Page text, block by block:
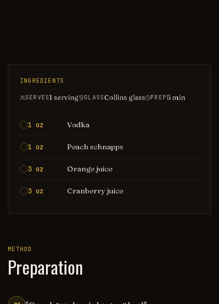
INGREDIENTS
SERVES1 serving GLASSCollins glass PREP5 min
1 oz Vodka
1 oz Peach schnapps
3 oz Orange juice
3 oz Cranberry juice
METHOD
Preparation